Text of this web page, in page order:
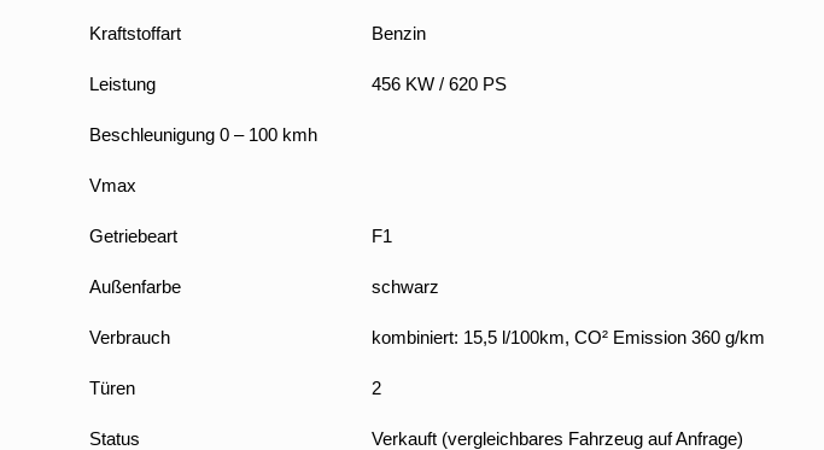
Kraftstoffart Benzin
Leistung 456 KW / 620 PS
Beschleunigung 0 – 100 kmh
Vmax
Getriebeart F1
Außenfarbe schwarz
Verbrauch kombiniert: 15,5 l/100km, CO² Emission 360 g/km
Türen 2
Status Verkauft (vergleichbares Fahrzeug auf Anfrage)